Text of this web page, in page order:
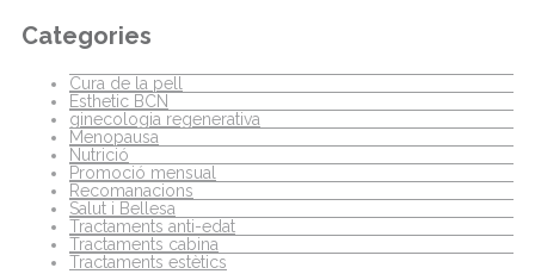
Categories
Cura de la pell
Esthetic BCN
ginecologia regenerativa
Menopausa
Nutrició
Promoció mensual
Recomanacions
Salut i Bellesa
Tractaments anti-edat
Tractaments cabina
Tractaments estètics